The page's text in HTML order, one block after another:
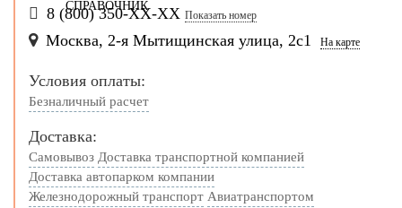
СПРАВОЧНИК
8 (800) 350-ХХ-ХХ Показать номер
Москва, 2-я Мытищинская улица, 2с1 На карте
Условия оплаты:
Безналичный расчет
Доставка:
Самовывоз Доставка транспортной компанией
Доставка автопарком компании
Железнодорожный транспорт Авиатранспортом